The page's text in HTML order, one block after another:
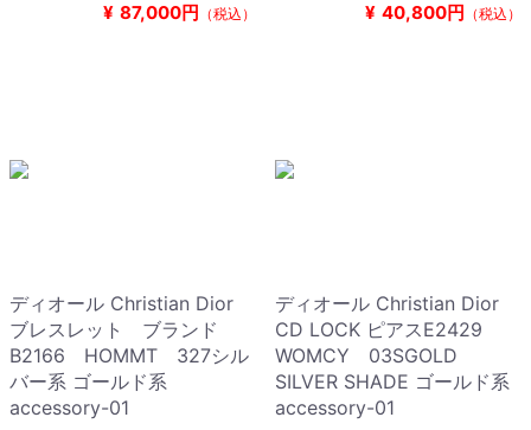
¥ 87,000円 （税込） ¥ 40,800円 （税込）
ディオール Christian Dior
ブレスレット ブランド
B2166 HOMMT 327シル
バー系 ゴールド系
accessory-01
ディオール Christian Dior
CD LOCK ピアスE2429
WOMCY 03SGOLD
SILVER SHADE ゴールド系
accessory-01